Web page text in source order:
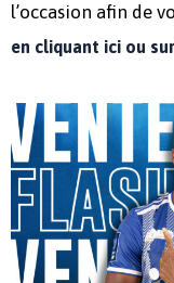
l’occasion afin de
en cliquant ici ou